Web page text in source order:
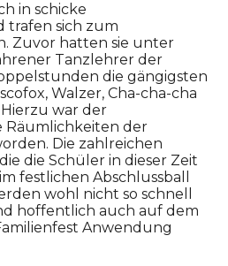
in schicke
trafen sich zum
Zuvor hatten sie unter
Tanzlehrer der
die gängigsten
Walzer, Cha-cha-cha
war der
der
Die zahlreichen
die Schüler in dieser Zeit
festlichen Abschlussball
wohl nicht so schnell
hoffentlich auch auf dem
Anwendung